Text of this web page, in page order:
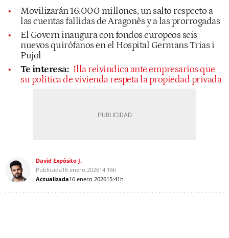
Movilizarán 16.000 millones, un salto respecto a
las cuentas fallidas de Aragonès y a las prorrogadas
El Govern inaugura con fondos europeos seis
nuevos quirófanos en el Hospital Germans Trias i
Pujol
Te interesa: Illa reivindica ante empresarios que
su política de vivienda respeta la propiedad privada
David Expósito J.
Publicada16 enero 202614:16h
Actualizada16 enero 202615:41h